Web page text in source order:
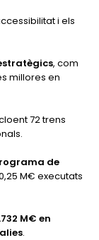
i els
, com
millores en
72 trens
de
M€ executats
M€ en
.